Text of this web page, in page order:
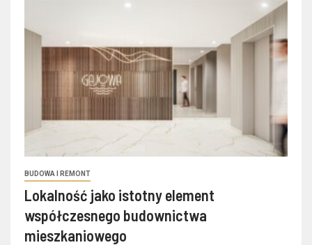
BUDOWA I REMONT
Lokalność jako istotny element
współczesnego budownictwa
mieszkaniowego